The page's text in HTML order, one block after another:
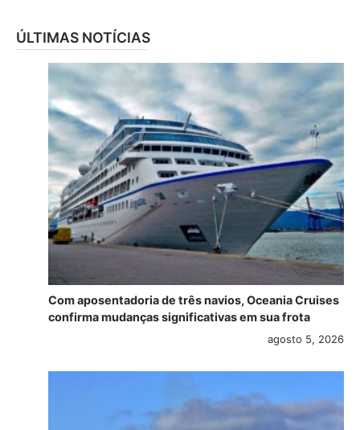
ÚLTIMAS NOTÍCIAS
Com aposentadoria de três navios, Oceania Cruises
confirma mudanças significativas em sua frota
agosto 5, 2026